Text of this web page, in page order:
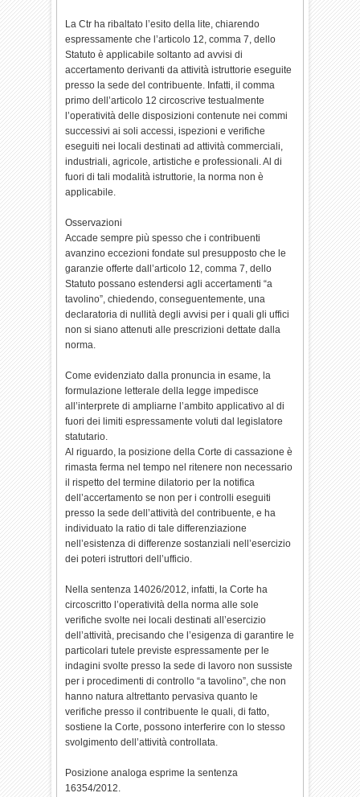
La Ctr ha ribaltato l’esito della lite, chiarendo
espressamente che l’articolo 12, comma 7, dello
Statuto è applicabile soltanto ad avvisi di
accertamento derivanti da attività istruttorie eseguite
presso la sede del contribuente. Infatti, il comma
primo dell’articolo 12 circoscrive testualmente
l’operatività delle disposizioni contenute nei commi
successivi ai soli accessi, ispezioni e verifiche
eseguiti nei locali destinati ad attività commerciali,
industriali, agricole, artistiche e professionali. Al di
fuori di tali modalità istruttorie, la norma non è
applicabile.
Osservazioni
Accade sempre più spesso che i contribuenti
avanzino eccezioni fondate sul presupposto che le
garanzie offerte dall’articolo 12, comma 7, dello
Statuto possano estendersi agli accertamenti “a
tavolino”, chiedendo, conseguentemente, una
declaratoria di nullità degli avvisi per i quali gli uffici
non si siano attenuti alle prescrizioni dettate dalla
norma.
Come evidenziato dalla pronuncia in esame, la
formulazione letterale della legge impedisce
all’interprete di ampliarne l’ambito applicativo al di
fuori dei limiti espressamente voluti dal legislatore
statutario.
Al riguardo, la posizione della Corte di cassazione è
rimasta ferma nel tempo nel ritenere non necessario
il rispetto del termine dilatorio per la notifica
dell’accertamento se non per i controlli eseguiti
presso la sede dell’attività del contribuente, e ha
individuato la ratio di tale differenziazione
nell’esistenza di differenze sostanziali nell’esercizio
dei poteri istruttori dell’ufficio.
Nella sentenza 14026/2012, infatti, la Corte ha
circoscritto l’operatività della norma alle sole
verifiche svolte nei locali destinati all’esercizio
dell’attività, precisando che l’esigenza di garantire le
particolari tutele previste espressamente per le
indagini svolte presso la sede di lavoro non sussiste
per i procedimenti di controllo “a tavolino”, che non
hanno natura altrettanto pervasiva quanto le
verifiche presso il contribuente le quali, di fatto,
sostiene la Corte, possono interferire con lo stesso
svolgimento dell’attività controllata.
Posizione analoga esprime la sentenza
16354/2012.